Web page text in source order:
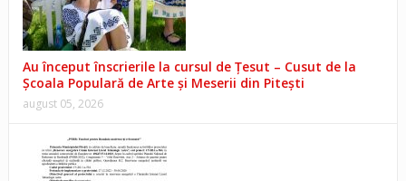
Au început înscrierile la cursul de Țesut – Cusut de la
Școala Populară de Arte și Meserii din Pitești
august 05, 2026